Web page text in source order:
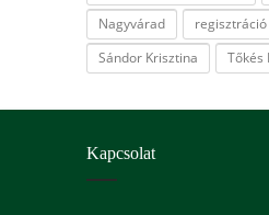
Nagyvárad
regisztráció
Sándor Krisztina
Tőkés
Kapcsolat